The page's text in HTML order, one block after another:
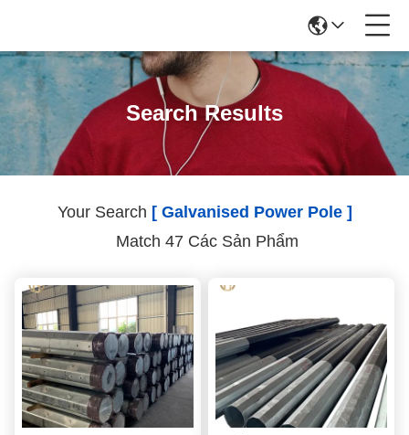
Search Results
Your Search [ Galvanised Power Pole ]
Match 47 Các Sản Phẩm